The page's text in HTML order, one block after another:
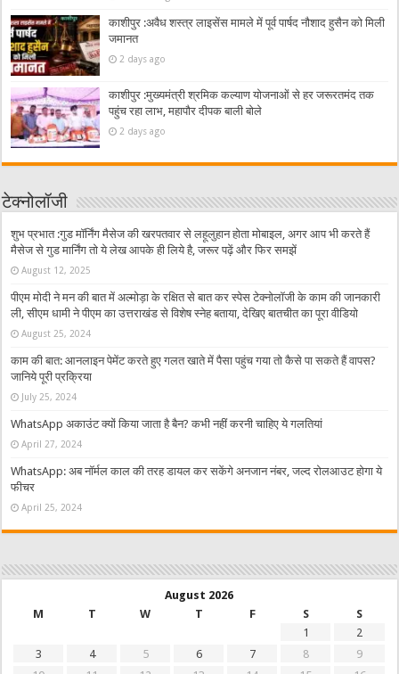
काशीपुर :अवैध शस्त्र लाइसेंस मामले में पूर्व पार्षद नौशाद हुसैन को मिली
जमानत
2 days ago
काशीपुर :मुख्यमंत्री श्रमिक कल्याण योजनाओं से हर जरूरतमंद तक
पहुंच रहा लाभ, महापौर दीपक बाली बोले
2 days ago
टेक्नोलॉजी
शुभ प्रभात :गुड मॉर्निंग मैसेज की खरपतवार से लहूलुहान होता मोबाइल, अगर आप भी करते हैं
मैसेज से गुड मार्निंग तो ये लेख आपके ही लिये है, जरूर पढ़ें और फिर समझें
August 12, 2025
पीएम मोदी ने मन की बात में अल्मोड़ा के रक्षित से बात कर स्पेस टेक्नोलॉजी के काम की जानकारी
ली, सीएम धामी ने पीएम का उत्तराखंड से विशेष स्नेह बताया, देखिए बातचीत का पूरा वीडियो
August 25, 2024
काम की बात: आनलाइन पेमेंट करते हुए गलत खाते में पैसा पहुंच गया तो कैसे पा सकते हैं वापस?
जानिये पूरी प्रक्रिया
July 25, 2024
WhatsApp अकाउंट क्यों किया जाता है बैन? कभी नहीं करनी चाहिए ये गलतियां
April 27, 2024
WhatsApp: अब नॉर्मल काल की तरह डायल कर सकेंगे अनजान नंबर, जल्द रोलआउट होगा ये
फीचर
April 25, 2024
August 2026
M
T W T F S
S
1
2
3
4 5 6 7 8
9